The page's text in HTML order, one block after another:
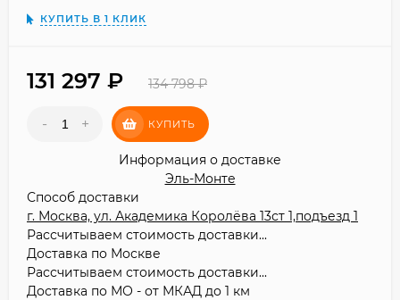
КУПИТЬ В 1 КЛИК
131 297 134 798
- + КУПИТЬ
Информация о доставке
Эль-Монте
Способ доставки
г. Москва, ул. Академика Королёва 13ст 1,подъезд 1
Рассчитываем стоимость доставки...
Доставка по Москве
Рассчитываем стоимость доставки...
Доставка по МО - от МКАД до 1 км